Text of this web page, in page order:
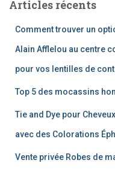
Articles récents
Comment trouver un
Alain Afflelou au centre
pour vos lentilles de
Top 5 des mocassins
Tie and Dye pour
avec des Colorations
Vente privée Robes de